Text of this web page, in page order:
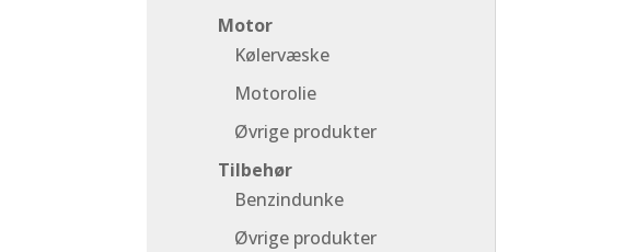
Motor
Kølervæske
Motorolie
Øvrige produkter
Tilbehør
Benzindunke
Øvrige produkter